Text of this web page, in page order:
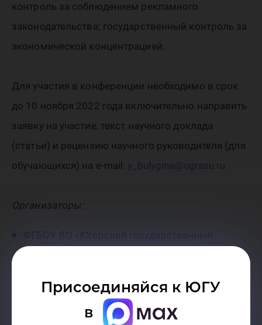
Присоединяйся к ЮГУ
в
контроль за соблюдением рекламного
законодательства; государственный контроль за
экономической концентрацией.
Для участия в конференции необходимо в срок
до 10 ноября 2022 года включительно направить
заявку на участие, текст научного доклада
(статьи) и рецензию научного руководителя (для
обучающихся) на e-mail: y_bulygina@ugrasu.ru
Организаторы:
Управление
Федеральной антимонопольной
службы по Ханты-Мансийскому автономному
округу – Югре